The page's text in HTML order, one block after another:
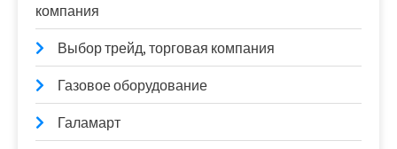
компания
Выбор трейд, торговая компания
Газовое оборудование
Галамарт